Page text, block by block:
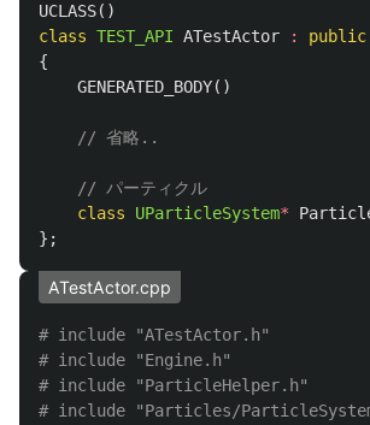
UCLASS()
class TEST_API ATestActor : public
{
GENERATED_BODY()
// 省略..
// パーティクル
class
UParticleSystem*
};
ATestActor.cpp
# include "ATestActor.h"
# include "Engine.h"
# include "ParticleHelper.h"
# include "Particles/